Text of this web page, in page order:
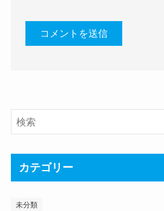
カテゴリー
未分類